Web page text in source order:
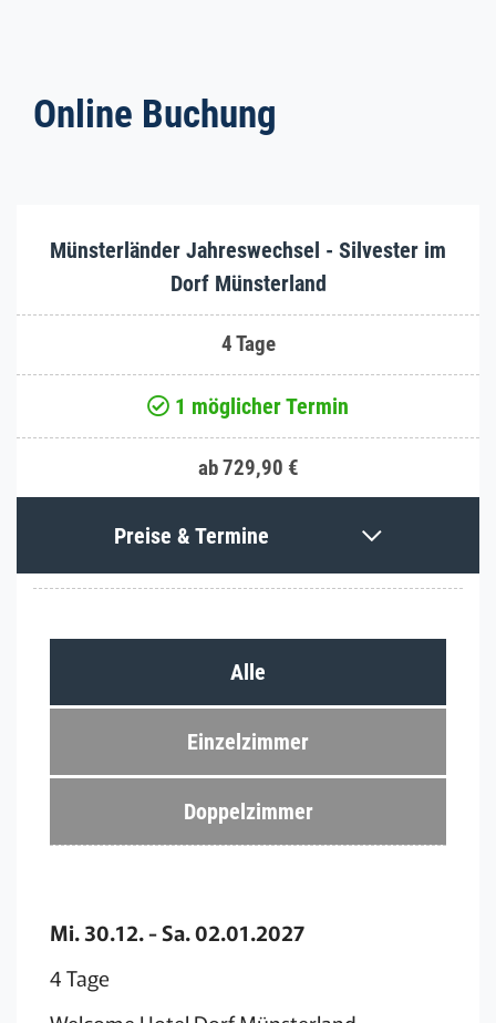
Online Buchung
Münsterländer Jahreswechsel - Silvester im
Dorf Münsterland
4 Tage
1 möglicher Termin
ab 729,90 €
Preise & Termine
Alle
Einzelzimmer
Doppelzimmer
Mi. 30.12. - Sa. 02.01.2027
4 Tage